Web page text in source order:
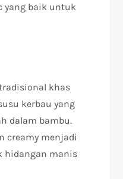
yang baik untuk
khas
kerbau yang
dalam bambu.
creamy menjadi
hidangan manis